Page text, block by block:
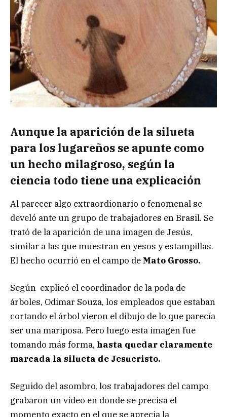
Aunque la aparición de la silueta
para los lugareños se apunte como
un hecho milagroso, según la
ciencia todo tiene una explicación
Al parecer algo extraordionario o fenomenal se
develó ante un grupo de trabajadores en Brasil. Se
trató de la aparición de una imagen de Jesús,
similar a las que muestran en yesos y estampillas.
El hecho ocurrió en el campo de Mato Grosso.
Según explicó el coordinador de la poda de
árboles, Odimar Souza, los empleados que estaban
cortando el árbol vieron el dibujo de lo que parecía
ser una mariposa. Pero luego esta imagen fue
tomando más forma, hasta quedar claramente
marcada la silueta de Jesucristo.
Seguido del asombro, los trabajadores del campo
grabaron un vídeo en donde se precisa el
momento exacto en el que se aprecia la